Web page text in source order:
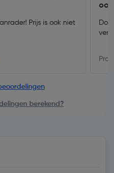
Prijs is ook niet
berekend?